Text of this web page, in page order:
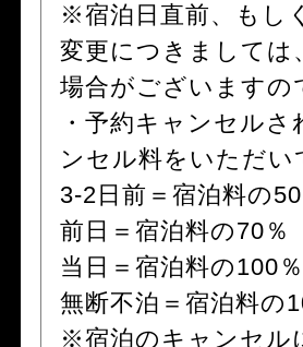
※宿泊日直前、もし
変更につきまして
場合がございますの
・予約キャンセル
ンセル料をいただい
3-2日前＝宿泊料の50
前日＝宿泊料の70％
当日＝宿泊料の100％
無断不泊＝宿泊料の
※宿泊のキャンセル